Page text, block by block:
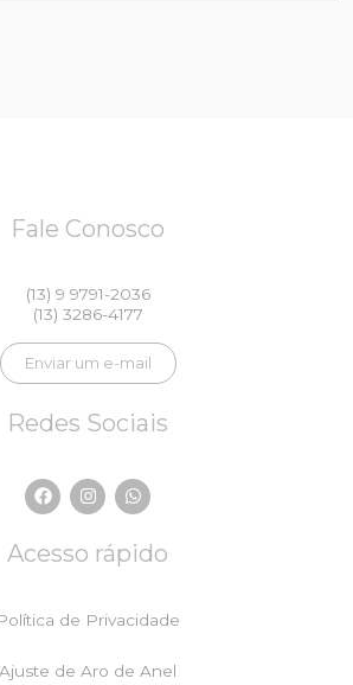
Fale Conosco
(13) 9 9791-2036
(13) 3286-4177
Enviar um e-mail
Redes Sociais
F
a
c
b
I
n
s
a
a
m
W
h
a
t
s
p
Acesso rápido
de Privacidade
Ajuste de Aro de Anel